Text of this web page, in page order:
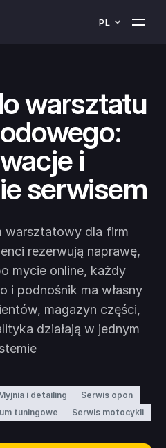
PL
warsztatu
i
serwisem
warsztatowy dla firm
rezerwują naprawę,
mycie online, każdy
i podnośnik ma własny
magazyn części,
działają w jednym
i detailing
Serwis opon
tuningowe Serwis motocykli